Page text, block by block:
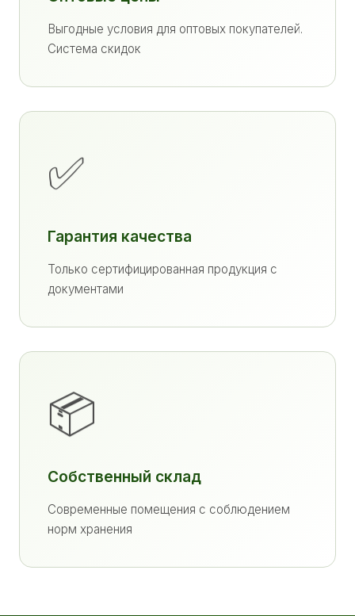
Выгодные условия для оптовых покупателей.
Система скидок
✅
Гарантия качества
Только сертифицированная продукция с
документами
📦
Собственный склад
Современные помещения с соблюдением
норм хранения